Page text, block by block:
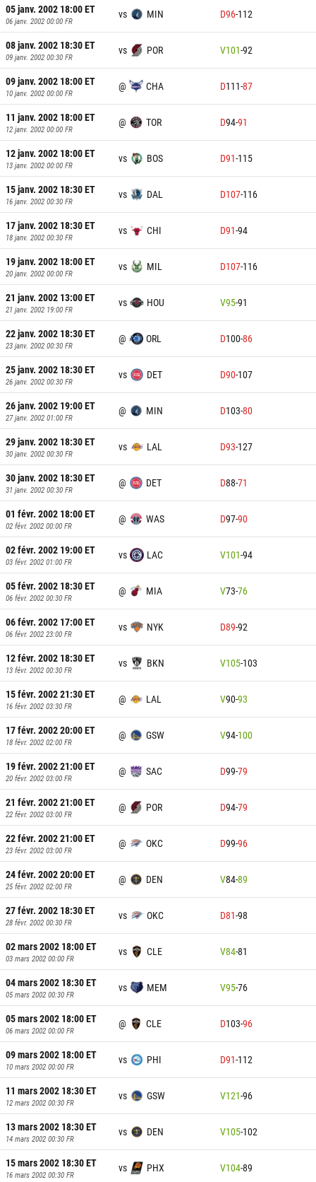
05 janv. 2002 18:00ET
06 janv. 2002 00:00 FR
vs MIN D96-112
08 janv. 2002 18:30ET
09 janv. 2002 00:30 FR
vs POR V101-92
09 janv. 2002 18:00ET
10 janv. 2002 00:00 FR
@ CHA D111-87
11 janv. 2002 18:00ET
12 janv. 2002 00:00 FR
@ TOR D94-91
12 janv. 2002 18:00ET
13 janv. 2002 00:00 FR
vs BOS D91-115
15 janv. 2002 18:30ET
16 janv. 2002 00:30 FR
vs DAL D107-116
17 janv. 2002 18:30ET
18 janv. 2002 00:30 FR
vs CHI D91-94
19 janv. 2002 18:00ET
20 janv. 2002 00:00 FR
vs MIL D107-116
21 janv. 2002 13:00ET
21 janv. 2002 19:00 FR
vs HOU V95-91
22 janv. 2002 18:30ET
23 janv. 2002 00:30 FR
@ ORL D100-86
25 janv. 2002 18:30ET
26 janv. 2002 00:30 FR
vs DET D90-107
26 janv. 2002 19:00ET
27 janv. 2002 01:00 FR
@ MIN D103-80
29 janv. 2002 18:30ET
30 janv. 2002 00:30 FR
vs LAL D93-127
30 janv. 2002 18:30ET
31 janv. 2002 00:30 FR
@ DET D88-71
01 févr. 2002 18:00ET
02 févr. 2002 00:00 FR
@ WAS D97-90
02 févr. 2002 19:00ET
03 févr. 2002 01:00 FR
vs LAC V101-94
05 févr. 2002 18:30ET
06 févr. 2002 00:30 FR
@ MIA V73-76
06 févr. 2002 17:00ET
06 févr. 2002 23:00 FR
vs NYK D89-92
12 févr. 2002 18:30ET
13 févr. 2002 00:30 FR
vs BKN V105-103
15 févr. 2002 21:30ET
16 févr. 2002 03:30 FR
@ LAL V90-93
17 févr. 2002 20:00ET
18 févr. 2002 02:00 FR
@ GSW V94-100
19 févr. 2002 21:00ET
20 févr. 2002 03:00 FR
@ SAC D99-79
21 févr. 2002 21:00ET
22 févr. 2002 03:00 FR
@ POR D94-79
22 févr. 2002 21:00ET
23 févr. 2002 03:00 FR
@ OKC D99-96
24 févr. 2002 20:00ET
25 févr. 2002 02:00 FR
@ DEN V84-89
27 févr. 2002 18:30ET
28 févr. 2002 00:30 FR
vs OKC D81-98
02 mars 2002 18:00ET
03 mars 2002 00:00 FR
vs CLE V84-81
04 mars 2002 18:30ET
05 mars 2002 00:30 FR
vs MEM V95-76
05 mars 2002 18:00ET
06 mars 2002 00:00 FR
@ CLE D103-96
09 mars 2002 18:00ET
10 mars 2002 00:00 FR
vs PHI D91-112
11 mars 2002 18:30ET
12 mars 2002 00:30 FR
vs GSW V121-96
13 mars 2002 18:30ET
14 mars 2002 00:30 FR
vs DEN V105-102
15 mars 2002 18:30ET
16 mars 2002 00:30 FR
vs PHX V104-89